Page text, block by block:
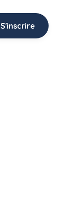
S'inscrire